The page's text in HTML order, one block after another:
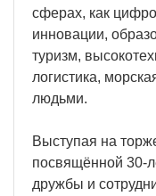
сферах, как
инновации,
туризм,
логистика,
людьми.
Выступая на
посвящённой 30-
дружбы и